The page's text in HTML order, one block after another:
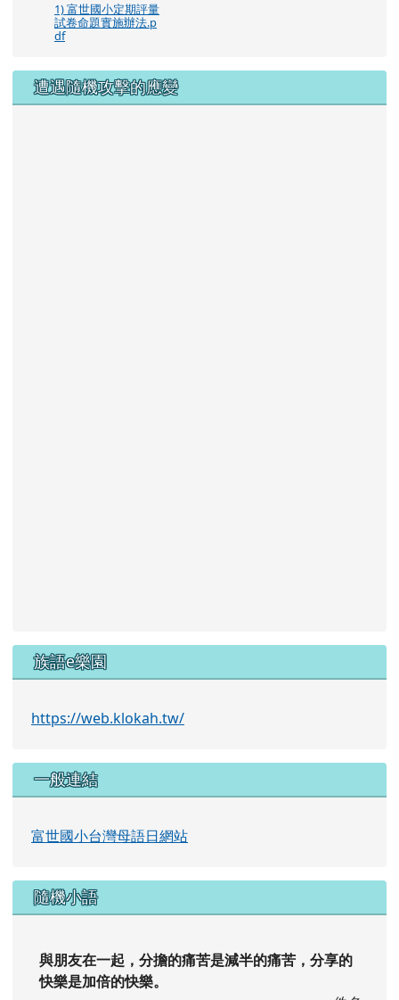
1) 富世國小定期評量
試卷命題實施辦法.p
df
遭遇隨機攻擊的應變
族語e樂園
https://web.klokah.tw/
一般連結
富世國小台灣母語日網站
隨機小語
與朋友在一起，分擔的痛苦是減半的痛苦，分享的
快樂是加倍的快樂。